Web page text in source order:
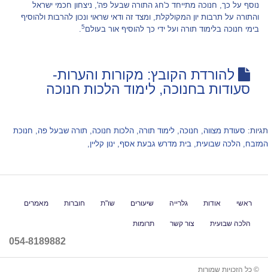
נוסף על כך, חנוכה מתייחד כ'חג התורה שבעל פה', ניצחון חכמי ישראל
והתורה על תרבות יון המקולקלת, ומצד זה ודאי שראוי ונכון להרבות ולהוסיף
בימי חנוכה בלימוד תורה ועל ידי כך להוסיף אור בעולם5
.
להורדת הקובץ: מקורות והערות-
סעודות בחנוכה, לימוד הלכות חנוכה
תגיות: סעודת מצווה, חנוכה, לימוד תורה, הלכות חנוכה, תורה שבעל פה, חנוכת
המזבח, הלכה שבועית, בית מדרש גבעת אסף, ינון קליין,
ראשי אודות גלרייה שיעורים שו"ת חוברות מאמרים
הלכה שבועית צור קשר תרומות
054-8189882
© כל הזכויות שמורות